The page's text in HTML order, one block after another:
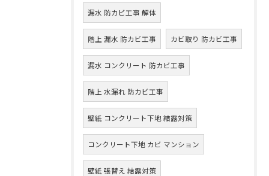
漏水 防カビ工事 解体
階上 漏水 防カビ工事 カビ取り 防カビ工事
漏水 コンクリート 防カビ工事
階上 水漏れ 防カビ工事
壁紙 コンクリート下地 結露対策
コンクリート下地 カビ マンション
壁紙 張替え 結露対策